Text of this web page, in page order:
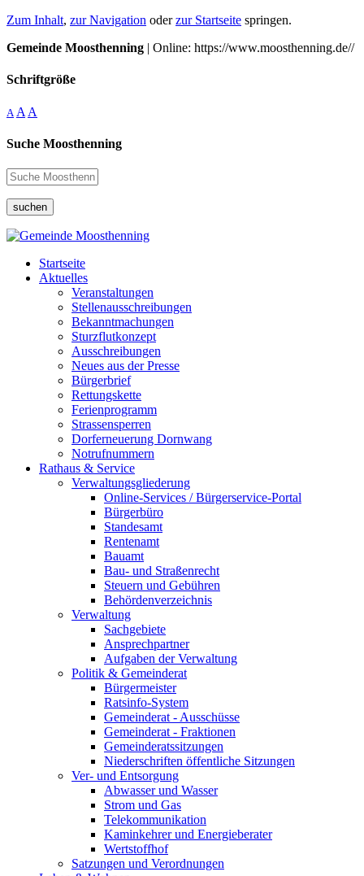
Zum Inhalt, zur Navigation oderzur Startseite springen.
Gemeinde Moosthenning | Online: https://www.moosthenning.de//
Schriftgröße
A A A
Suche Moosthenning
suchen
Startseite
Aktuelles
Veranstaltungen
Stellenausschreibungen
Bekanntmachungen
Sturzflutkonzept
Ausschreibungen
Neues aus der Presse
Bürgerbrief
Rettungskette
Ferienprogramm
Strassensperren
Dorferneuerung Dornwang
Notrufnummern
Rathaus & Service
Verwaltungsgliederung
Online-Services / Bürgerservice-Portal
Bürgerbüro
Standesamt
Rentenamt
Bauamt
Bau- und Straßenrecht
Steuern und Gebühren
Behördenverzeichnis
Verwaltung
Sachgebiete
Ansprechpartner
Aufgaben der Verwaltung
Politik & Gemeinderat
Bürgermeister
Ratsinfo-System
Gemeinderat - Ausschüsse
Gemeinderat - Fraktionen
Gemeinderatssitzungen
Niederschriften öffentliche Sitzungen
Ver- und Entsorgung
Abwasser und Wasser
Strom und Gas
Telekommunikation
Kaminkehrer und Energieberater
Wertstoffhof
Satzungen und Verordnungen